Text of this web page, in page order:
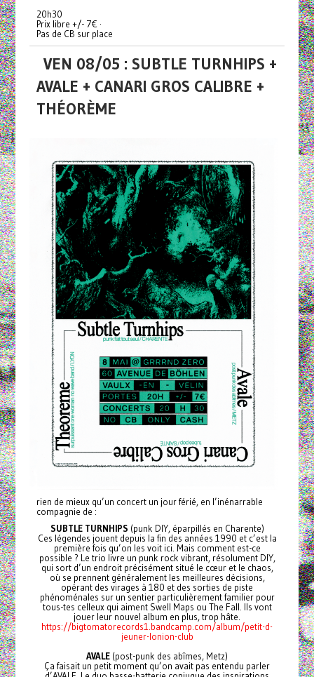
20h30
Prix libre +/- 7€ ·
Pas de CB sur place
VEN 08/05 : SUBTLE TURNHIPS +
AVALE + CANARI GROS CALIBRE +
THÉORÈME
rien de mieux qu’un concert un jour férié, en l’inénarrable
compagnie de :
SUBTLE TURNHIPS (punk DIY, éparpillés en Charente)
Ces légendes jouent depuis la fin des années 1990 et c’est la
première fois qu’on les voit ici. Mais comment est-ce
possible ? Le trio livre un punk rock vibrant, résolument DIY,
qui sort d’un endroit précisément situé le cœur et le chaos,
où se prennent généralement les meilleures décisions,
opérant des virages à 180 et des sorties de piste
phénoménales sur un sentier particulièrement familier pour
tous-tes celleux qui aiment Swell Maps ou The Fall. Ils vont
jouer leur nouvel album en plus, trop hâte.
https://bigtomatorecords1.bandcamp.com/album/petit-d-
jeuner-lonion-club
AVALE (post-punk des abîmes, Metz)
Ça faisait un petit moment qu’on avait pas entendu parler